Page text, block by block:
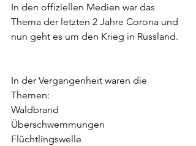
In den offiziellen Medien war das
Thema der letzten 2 Jahre Corona und
nun geht es um den Krieg in Russland.
In der Vergangenheit waren die
Themen:
Waldbrand
Überschwemmungen
Flüchtlingswelle